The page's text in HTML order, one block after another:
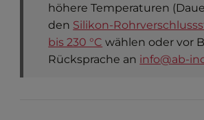
höhere Temperaturen
den Silikon-
bis 230 °C wählen oder vor
Rücksprache an info@ab-